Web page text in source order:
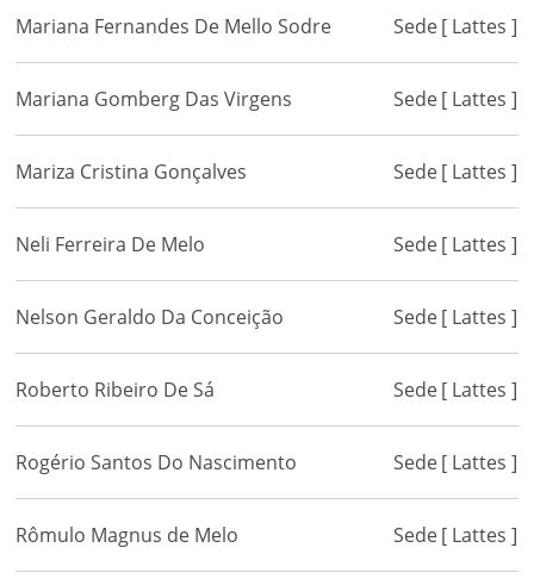
Mariana Fernandes De Mello Sodre Sede[ Lattes ]
Mariana Gomberg Das Virgens Sede[ Lattes ]
Mariza Cristina Gonçalves Sede[ Lattes ]
Neli Ferreira De Melo Sede[ Lattes ]
Nelson Geraldo Da Conceição Sede[ Lattes ]
Roberto Ribeiro De Sá Sede[ Lattes ]
Rogério Santos Do Nascimento Sede[ Lattes ]
Rômulo Magnus de Melo Sede[ Lattes ]